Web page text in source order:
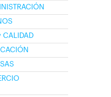
CALIDAD